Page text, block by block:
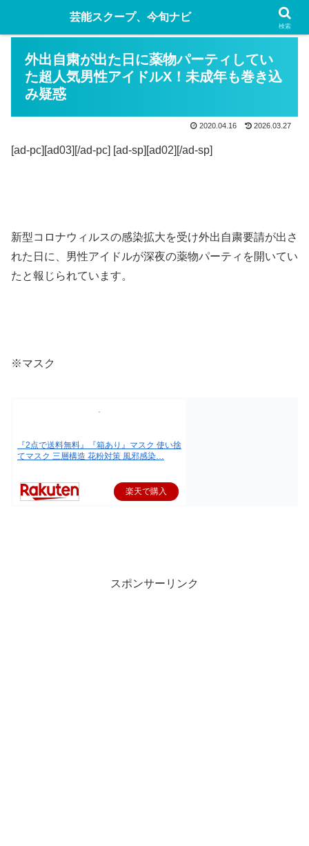
外出自粛が出た日に薬物パーティしてい
た超人気男性アイドルX！未成年も巻き込
み疑惑
2020.04.16 2026.03.27
[ad-pc][ad03][/ad-pc] [ad-sp][ad02][/ad-sp]
新型コロナウィルスの感染拡大を受け外出自粛要請が出さ
れた日に、男性アイドルが深夜の薬物パーティを開いてい
たと報じられています。
※マスク
『2点で送料無料』『箱あり』マスク 使い捨
てマスク 三層構造 花粉対策 風邪感染…
楽天で購入
スポンサーリンク
芸能スクープ、今旬ナビ
検索